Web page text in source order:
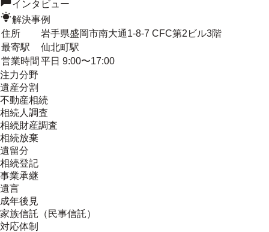
インタビュー
解決事例
住所
岩手県盛岡市南大通1-8-7 CFC第2ビル3階
最寄駅
仙北町駅
営業時間 平日 9:00〜17:00
注力分野
遺産分割
不動産相続
相続人調査
相続財産調査
相続放棄
遺留分
相続登記
事業承継
遺言
成年後見
家族信託（民事信託）
対応体制